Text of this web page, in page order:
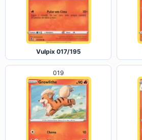
Vulpix 017/195
019